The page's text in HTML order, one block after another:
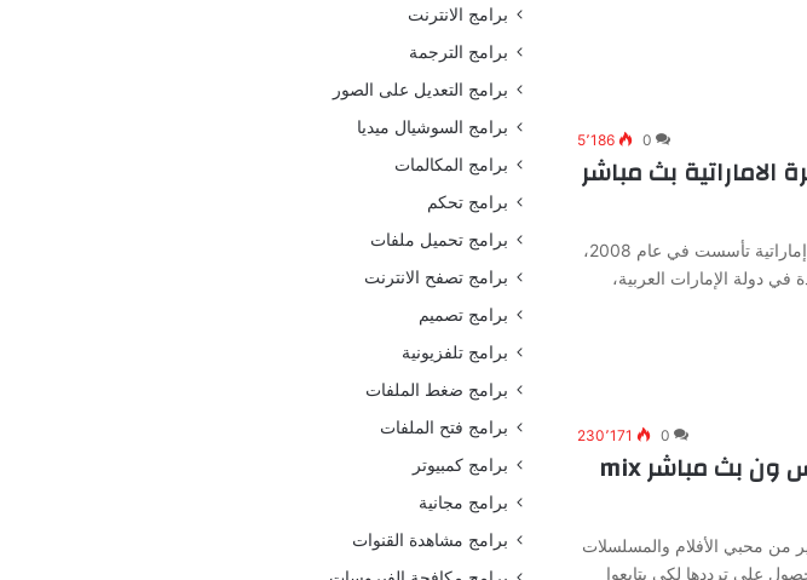
0 5٬186
بث مباشر
قناة الظفرة هي قناة تلفزيونية إماراتية تأسست في عام 2008،
في دولة الإمارات العربية،
0 230٬171
مشاهدة قناة ميكس ون بث مباشر mix
من محبي الأفلام والمسلسلات
على ترددها لكي يتابعوا
برامج الانترنت
برامج الترجمة
برامج التعديل على الصور
برامج السوشيال ميديا
برامج المكالمات
برامج تحكم
برامج تحميل ملفات
برامج تصفح الانترنت
برامج تصميم
برامج تلفزيونية
برامج ضغط الملفات
برامج فتح الملفات
برامج كمبيوتر
برامج مجانية
برامج مشاهدة القنوات